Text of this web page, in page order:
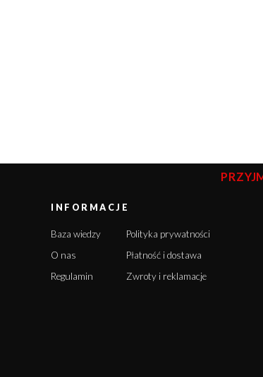
INFORMACJE
Baza wiedzy
O nas
Regulamin
Polityka prywatności
Płatność i dostawa
Zwroty i reklamacje